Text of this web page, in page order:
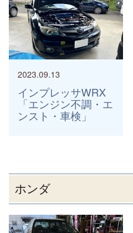
インプレッサWRX
「エンジン不調・エ
ンスト・車検」
2023.09.13
ホンダ